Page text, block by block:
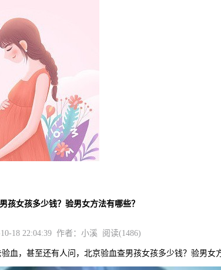
孩女孩多少钱？验男女方法有哪些？
10-18 22:04:39 作者：小溪 阅读(1486)
，甚至还有人问，北京验血查男孩女孩多少钱？验男女